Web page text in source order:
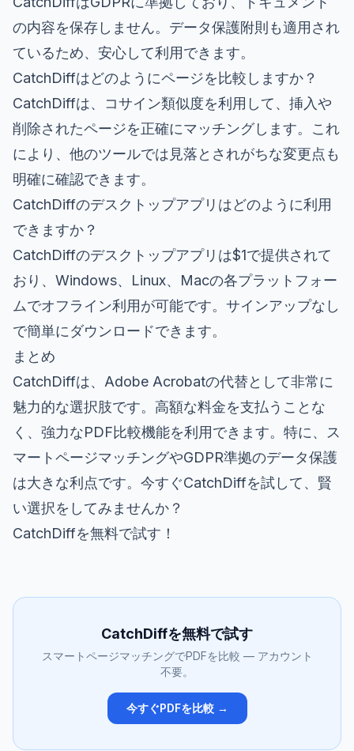
の内容を保存しません。データ保護附則も適用され
ているため、安心して利用できます。
CatchDiffはどのようにページを比較しますか？
CatchDiffは、コサイン類似度を利用して、挿入や
削除されたページを正確にマッチングします。これ
により、他のツールでは見落とされがちな変更点も
明確に確認できます。
CatchDiffのデスクトップアプリはどのように利用
できますか？
CatchDiffのデスクトップアプリは$1で提供されて
おり、Windows、Linux、Macの各プラットフォー
ムでオフライン利用が可能です。サインアップなし
で簡単にダウンロードできます。
まとめ
CatchDiffは、Adobe Acrobatの代替として非常に
魅力的な選択肢です。高額な料金を支払うことな
く、強力なPDF比較機能を利用できます。特に、ス
マートページマッチングやGDPR準拠のデータ保護
は大きな利点です。今すぐCatchDiffを試して、賢
い選択をしてみませんか？
CatchDiffを無料で試す ！
CatchDiffを無料で試す
スマートページマッチングでPDFを比較 — アカウント
不要。
今すぐPDFを比較 →